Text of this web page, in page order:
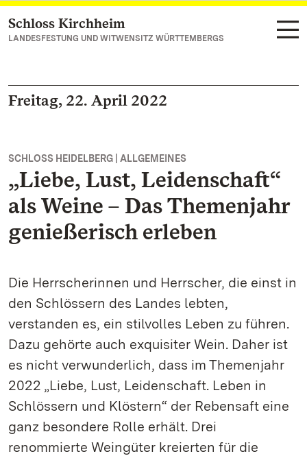
Zum Hauptinhalt springen
Schloss Kirchheim
LANDESFESTUNG UND WITWENSITZ WÜRTTEMBERGS
Freitag, 22. April 2022
SCHLOSS HEIDELBERG | ALLGEMEINES
„Liebe, Lust, Leidenschaft“
als Weine – Das Themenjahr
genießerisch erleben
Die Herrscherinnen und Herrscher, die einst in
den Schlössern des Landes lebten,
verstanden es, ein stilvolles Leben zu führen.
Dazu gehörte auch exquisiter Wein. Daher ist
es nicht verwunderlich, dass im Themenjahr
2022 „Liebe, Lust, Leidenschaft. Leben in
Schlössern und Klöstern“ der Rebensaft eine
ganz besondere Rolle erhält. Drei
renommierte Weingüter kreierten für die